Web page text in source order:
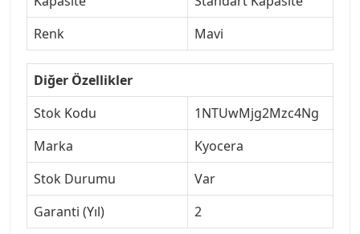
Renk
Mavi
Diğer Özellikler
Stok Kodu
1NTUwMjg2Mzc4Ng
Marka
Kyocera
Stok Durumu
Var
Garanti (Yıl)
2